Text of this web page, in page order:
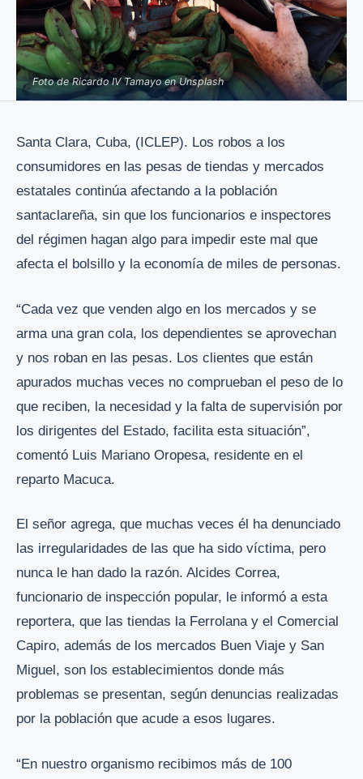
Foto de Ricardo IV Tamayo en Unsplash
Santa Clara, Cuba, (ICLEP). Los robos a los
consumidores en las pesas de tiendas y mercados
estatales continúa afectando a la población
santaclareña, sin que los funcionarios e inspectores
del régimen hagan algo para impedir este mal que
afecta el bolsillo y la economía de miles de personas.
“Cada vez que venden algo en los mercados y se
arma una gran cola, los dependientes se aprovechan
y nos roban en las pesas. Los clientes que están
apurados muchas veces no comprueban el peso de lo
que reciben, la necesidad y la falta de supervisión por
los dirigentes del Estado, facilita esta situación”,
comentó Luis Mariano Oropesa, residente en el
reparto Macuca.
El señor agrega, que muchas veces él ha denunciado
las irregularidades de las que ha sido víctima, pero
nunca le han dado la razón. Alcides Correa,
funcionario de inspección popular, le informó a esta
reportera, que las tiendas la Ferrolana y el Comercial
Capiro, además de los mercados Buen Viaje y San
Miguel, son los establecimientos donde más
problemas se presentan, según denuncias realizadas
por la población que acude a esos lugares.
“En nuestro organismo recibimos más de 100